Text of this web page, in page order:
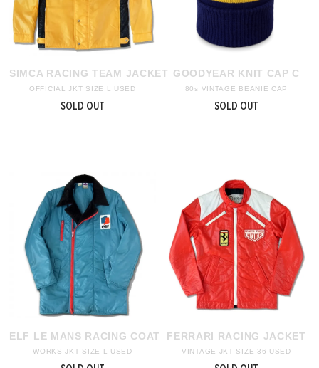
SIMCA RACING TEAM JACKET
OFFICIAL JKT SIZE L USED
SOLD OUT
GOODYEAR KNIT CAP C
80s VINTAGE BEANIE CAP
SOLD OUT
ELF LE MANS RACING COAT
WORKS JKT SIZE L USED
FERRARI RACING JACKET
VINTAGE JKT SIZE 36 USED